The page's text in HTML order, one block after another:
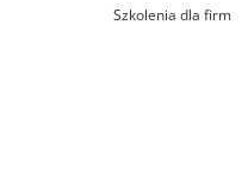
Szkolenia dla firm